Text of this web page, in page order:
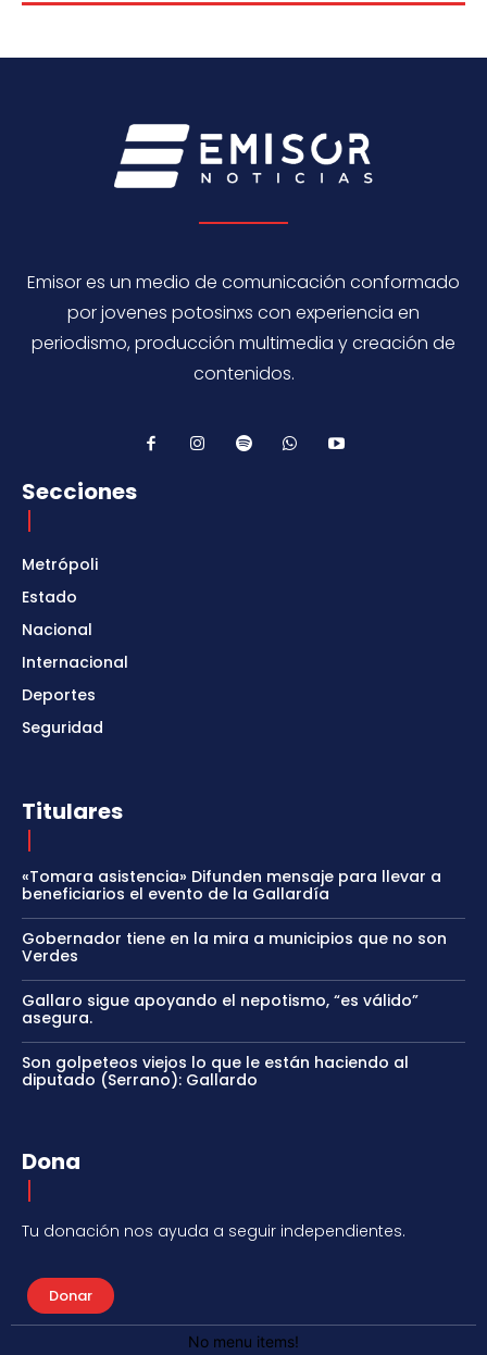
Emisor es un medio de comunicación conformado
por jovenes potosinxs con experiencia en
periodismo, producción multimedia y creación de
contenidos.
Secciones
Metrópoli
Estado
Nacional
Internacional
Deportes
Seguridad
Titulares
«Tomara asistencia» Difunden mensaje para llevar a
beneficiarios el evento de la Gallardía
Gobernador tiene en la mira a municipios que no son
Verdes
Gallaro sigue apoyando el nepotismo, “es válido”
asegura.
Son golpeteos viejos lo que le están haciendo al
diputado (Serrano): Gallardo
Dona
Tu donación nos ayuda a seguir independientes.
Donar
No menu items!